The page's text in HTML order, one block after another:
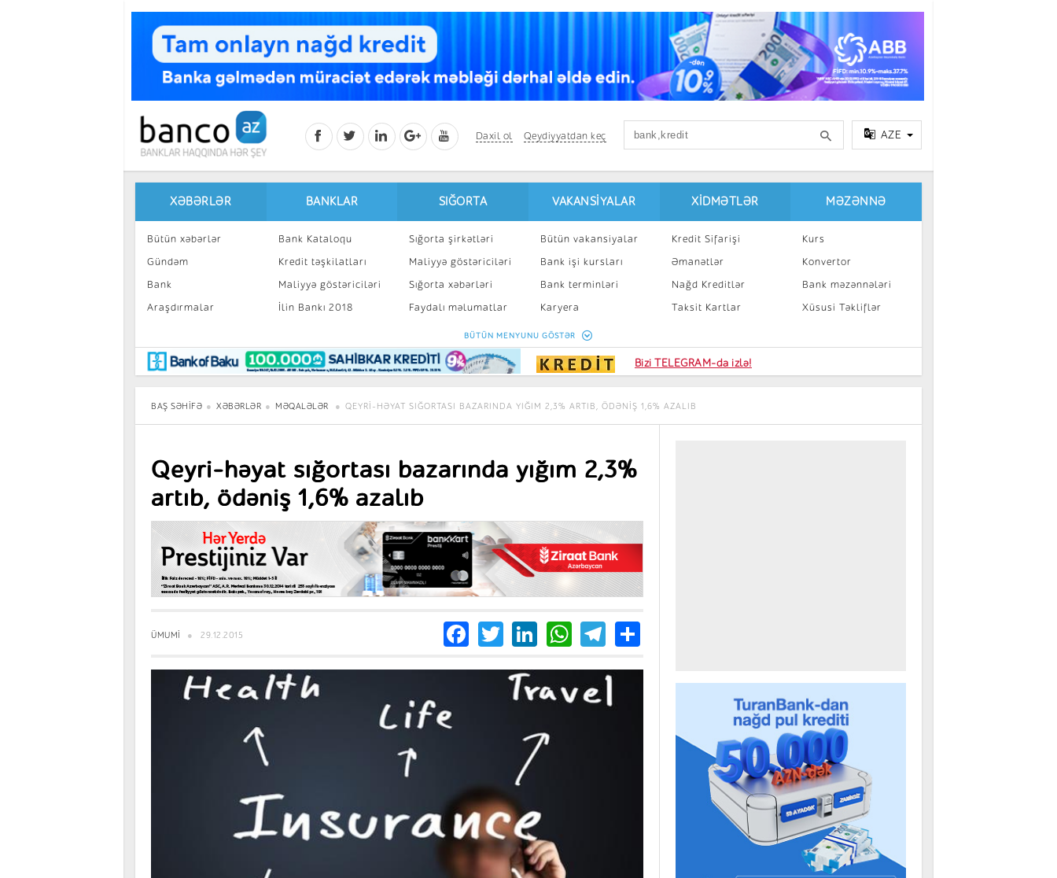
Daxil ol Qeydiyyatdan keç AZE
XƏBƏRLƏR
Bütün xəbərlər
Gündəm
Bank
Araşdırmalar
Maraqlı
BancoTV
Müsahibə
BANKLAR
Bank Kataloqu
Kredit təşkilatları
Maliyyə göstəriciləri
İlin Bankı 2018
SIĞORTA
Sığorta şirkətləri
Maliyyə göstəriciləri
Sığorta xəbərləri
Faydalı məlumatlar
Sığorta kalkulyatoru
VAKANSIYALAR
Bütün vakansiyalar
Bank işi kursları
Bank terminləri
Karyera
Peşakar inkişaf
XIDMƏTLƏR
Kredit Sifarişi
Əmanətlər
Nağd Kreditlər
Taksit Kartlar
Kart sifarişi
MƏZƏNNƏ
Kurs
Konvertor
Bank məzənnələri
Xüsusi Təkliflər
BÜTÜN MENYUNU GÖSTƏR
Bizi TELEGRAM-da izlə!
BAŞ SƏHIFƏ XƏBƏRLƏR MƏQALƏLƏR QEYRI-HƏYAT SIĞORTASI BAZARINDA YIĞIM 2,3% ARTIB, ÖDƏNIŞ 1,6% AZALIB
Qeyri-həyat sığortası bazarında yığım 2,3%
artıb, ödəniş 1,6% azalıb
ÜMUMI 29.12.2015 Facebook
TwitterLinkedIn
WhatsApp
Telegram
Share